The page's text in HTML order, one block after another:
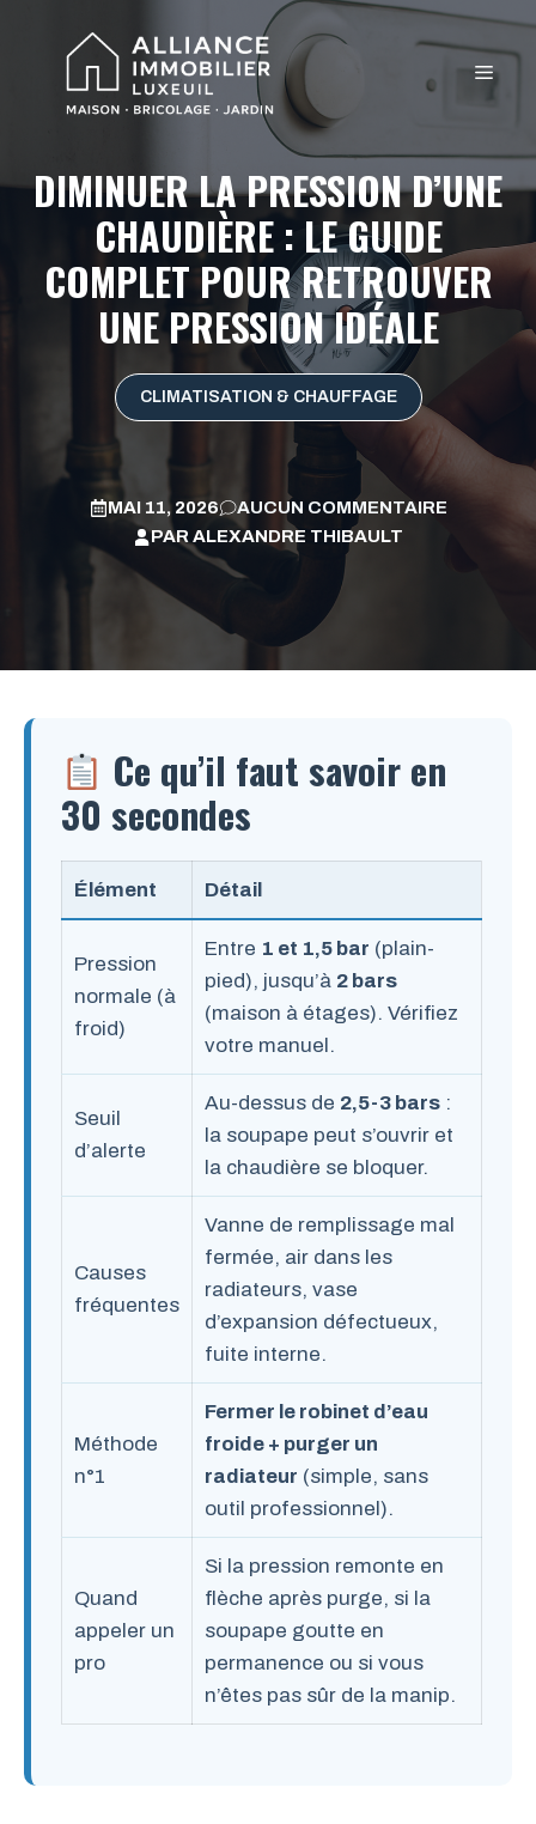
DIMINUER LA PRESSION D’UNE
CHAUDIÈRE : LE GUIDE
COMPLET POUR RETROUVER
UNE PRESSION IDÉALE
CLIMATISATION & CHAUFFAGE
MAI 11, 2026
AUCUN COMMENTAIRE
PAR ALEXANDRE THIBAULT
Ce qu’il faut savoir en
30 secondes
Élément Détail
Pression
normale (à
froid)
Entre 1 et 1,5 bar (plain-
pied), jusqu’à 2 bars
(maison à étages). Vérifiez
votre manuel.
Seuil
d’alerte
Au-dessus de 2,5-3 bars :
la soupape peut s’ouvrir et
la chaudière se bloquer.
Causes
fréquentes
Vanne de remplissage mal
fermée, air dans les
radiateurs, vase
d’expansion défectueux,
fuite interne.
Méthode
n°1
Fermer le robinet d’eau
froide + purger un
radiateur (simple, sans
outil professionnel).
Quand
appeler un
pro
Si la pression remonte en
flèche après purge, si la
soupape goutte en
permanence ou si vous
n’êtes pas sûr de la manip.